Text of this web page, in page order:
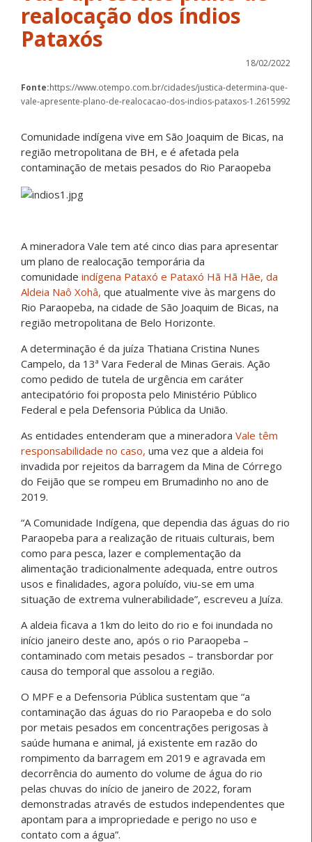
realocação dos índios
Pataxós
18/02/2022
Fonte:https://www.otempo.com.br/cidades/justica-determina-que-
vale-apresente-plano-de-realocacao-dos-indios-pataxos-1.2615992
Comunidade indígena vive em São Joaquim de Bicas, na
região metropolitana de BH, e é afetada pela
contaminação de metais pesados do Rio Paraopeba
A mineradora Vale tem até cinco dias para apresentar
um plano de realocação temporária da
comunidade indígena Pataxó e Pataxó Hã Hã Hãe, da
Aldeia Naô Xohâ, que atualmente vive às margens do
Rio Paraopeba, na cidade de São Joaquim de Bicas, na
região metropolitana de Belo Horizonte.
A determinação é da juíza Thatiana Cristina Nunes
Campelo, da 13ª Vara Federal de Minas Gerais. Ação
como pedido de tutela de urgência em caráter
antecipatório foi proposta pelo Ministério Público
Federal e pela Defensoria Pública da União.
As entidades entenderam que a mineradora Vale têm
responsabilidade no caso, uma vez que a aldeia foi
invadida por rejeitos da barragem da Mina de Córrego
do Feijão que se rompeu em Brumadinho no ano de
2019.
“A Comunidade Indígena, que dependia das águas do rio
Paraopeba para a realização de rituais culturais, bem
como para pesca, lazer e complementação da
alimentação tradicionalmente adequada, entre outros
usos e finalidades, agora poluído, viu-se em uma
situação de extrema vulnerabilidade”, escreveu a Juíza.
A aldeia ficava a 1km do leito do rio e foi inundada no
início janeiro deste ano, após o rio Paraopeba –
contaminado com metais pesados – transbordar por
causa do temporal que assolou a região.
O MPF e a Defensoria Pública sustentam que “a
contaminação das águas do rio Paraopeba e do solo
por metais pesados em concentrações perigosas à
saúde humana e animal, já existente em razão do
rompimento da barragem em 2019 e agravada em
decorrência do aumento do volume de água do rio
pelas chuvas do início de janeiro de 2022, foram
demonstradas através de estudos independentes que
apontam para a impropriedade e perigo no uso e
contato com a água”.